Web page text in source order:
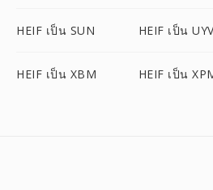
HEIF เป็น SUN HEIF เป็น
HEIF เป็น XBM HEIF เป็น